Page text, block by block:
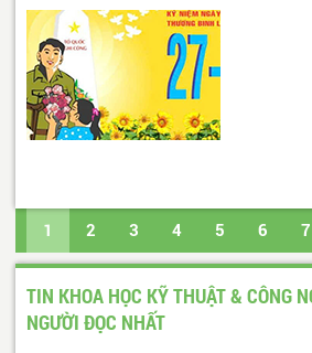
1 2 3 4 5 6 7
618 Trang cuối
TIN KHOA HỌC KỸ THUẬT & CÔNG
NGƯỜI ĐỌC NHẤT